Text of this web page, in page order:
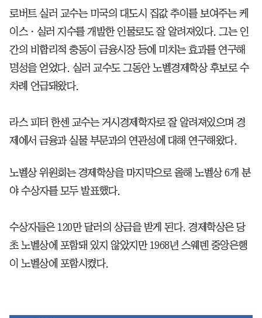
로버트 실러 교수는 미국의 대도시 집값 추이를 보여주는 케
이스ㆍ실러 지수를 개발한 인물로도 잘 알려져있다. 그는 인
간의 비합리적 충동이 금융시장 등에 미치는 효과를 연구해
명성을 얻었다. 실러 교수도 그동안 노벨경제학상 후보로 수
차례 언급돼왔다.
라스 피터 한센 교수는 거시경제학자로 잘 알려져있으며 경
제에서 금융과 실물 부문과의 연관성에 대해 연구해왔다.
노벨상 위원회는 경제학상을 마지막으로 올해 노벨상 6개 분
야 수상자를 모두 발표했다.
수상자들은 120만 달러의 상금을 받게 된다. 경제학상은 당
초 노벨상에 포함돼 있지 않았지만 1968년 스웨덴 중앙은행
이 노벨상에 포함시켰다.